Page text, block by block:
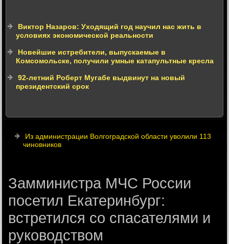
Виктор Назаров: Уходящий год научил нас жить в
условиях экономической реальности
Новейшие истребители, выпускаемые в
Комсомольске, получили умные катапультные кресла
92-летний Роберт Мугабе выдвинут на новый
президентский срок
Из администрации Волгоградской области уволили 113
чиновников
Замминистра МЧС России
посетил Екатеринбург:
встретился со спасателями и
руководством